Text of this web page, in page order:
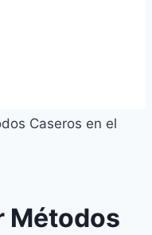
Caseros en el
Métodos